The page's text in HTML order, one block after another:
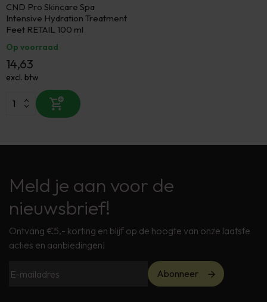
CND Pro Skincare Spa
Intensive Hydration Treatment
Feet RETAIL 100 ml
Op voorraad
14,63
excl. btw
Meld je aan voor de
nieuwsbrief!
Ontvang €5,- korting en blijf op de hoogte van onze laatste
acties en aanbiedingen!
Abonneer